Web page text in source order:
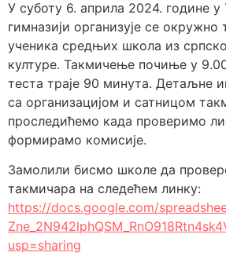
У суботу 6. априла 2024. године у
гимназији организује се
ученика средњих школа из
културе. Такмичење почиње у
теста траје 90 минута. Детаљне
са организацијом и сатницом
проследићемо када проверимо
формирамо комисије.
Замолили бисмо школе да
такмичара на следећем линку:
https://docs.google.com/
usp=sharing